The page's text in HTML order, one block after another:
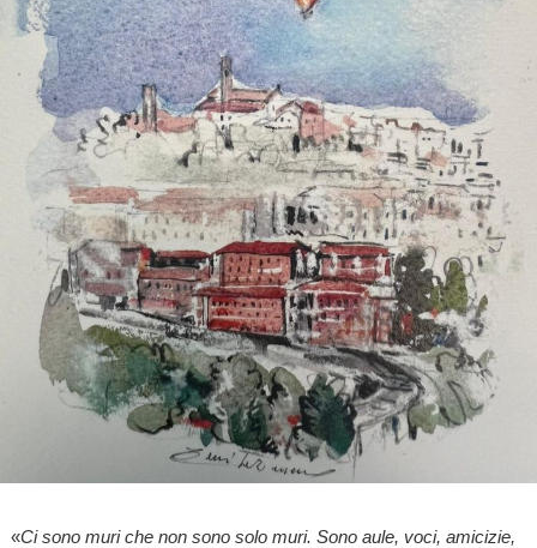
«Ci sono muri che non sono solo muri. Sono aule, voci, amicizie,